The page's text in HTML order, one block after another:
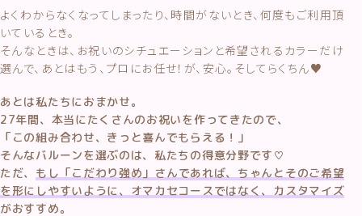
よくわからなくなってしまったり、時間がないとき、何度もご利用頂
いているとき。
そんなときは、お祝いのシチュエーションと希望されるカラーだけ
選んで、あとはもう、プロにお任せ！が、安心。そしてらくちん♥
あとは私たちにおまかせ。
27年間、本当にたくさんのお祝いを作ってきたので、
「この組み合わせ、きっと喜んでもらえる！」
そんなバルーンを選ぶのは、私たちの得意分野です♡
ただ、 もし「こだわり強め」さんであれば、ちゃんとそのご希望
を形にしやすいように、オマカセコースではなく、カスタマイズ
がおすすめ。